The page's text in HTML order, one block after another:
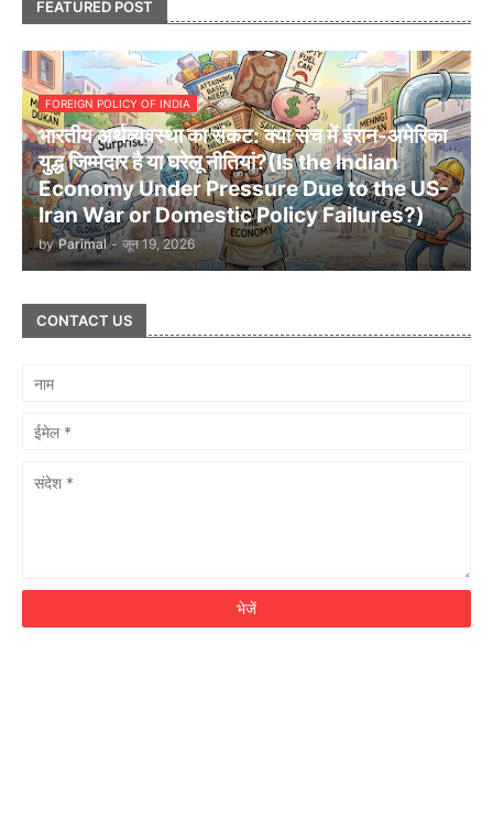
FEATURED POST
FOREIGN POLICY OF INDIA
भारतीय अर्थव्यवस्था का संकट: क्या सच में ईरान-अमेरिका
युद्ध जिम्मेदार है या घरेलू नीतियां?(Is the Indian
Economy Under Pressure Due to the US-
Iran War or Domestic Policy Failures?)
by Parimal - जून 19, 2026
CONTACT US